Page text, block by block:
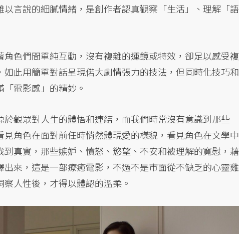
言說的細膩情緒，是創作者認真觀察「生活」、理解「語
色們間單純互動，沒有複雜的運鏡或特效，卻足以感受複
此用簡單對話呈現偌大劇情張力的技法，但同時化技巧和
電影感」的精妙。
觀眾對人生的體悟和連結，而我們時常沒有意識到那些
見角色在面對前任時悄然體現愛的樣貌，看見角色在文學中
真實，那些嫉妒、憤怒、慾望、不安和被理解的寬慰，藉
來，這是一部療癒電影，不過不是市面從不缺乏的心靈雞
人性後，才得以體認的溫柔。